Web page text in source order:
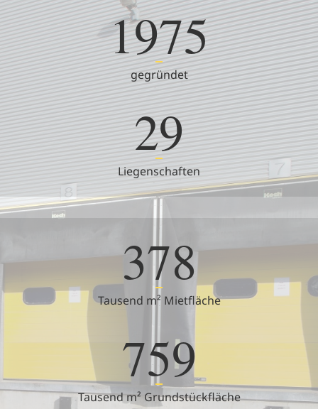
1975
gegründet
29
Liegenschaften
378
Tausend m² Mietfläche
759
Tausend m² Grundstückfläche